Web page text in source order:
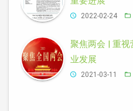
2022-02-24
聚焦两会 | 重
业发展
2021-03-11